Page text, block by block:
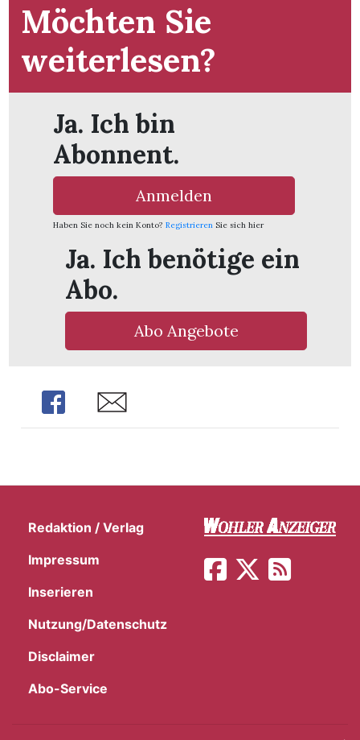
Möchten Sie
weiterlesen?
Ja. Ich bin
Abonnent.
Anmelden
Haben Sie noch kein Konto? Registrieren Sie sich hier
Ja. Ich benötige ein
Abo.
Abo Angebote
Share Share
Redaktion / Verlag
Impressum
Inserieren
Nutzung/Datenschutz
Disclaimer
Abo-Service